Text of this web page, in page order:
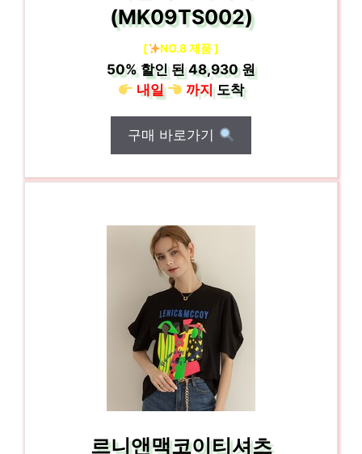
(MK09TS002)
[ NO.8 제품 ]
50%할인 된48,930 원
내일
까지도착
구매 바로가기
르니앤맥코이티셔츠